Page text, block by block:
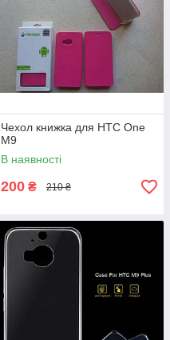
Чехол книжка для HTC One
M9
В наявності
200 ₴ 210 ₴